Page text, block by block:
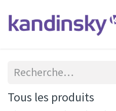
Tous les produits